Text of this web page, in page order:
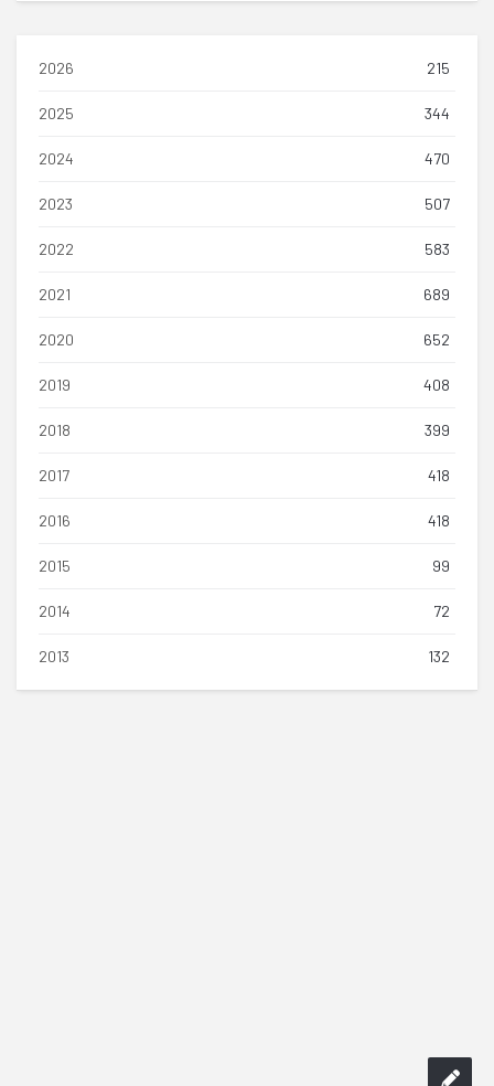
2026 215
2025 344
2024 470
2023 507
2022 583
2021 689
2020 652
2019 408
2018 399
2017 418
2016 418
2015 99
2014 72
2013 132